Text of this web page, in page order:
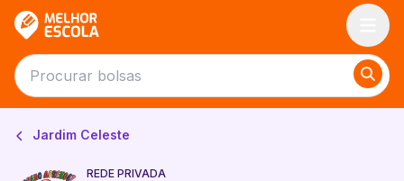
Jardim Celeste
REDE PRIVADA